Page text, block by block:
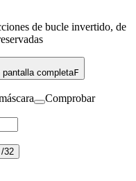
de bucle invertido, de
pantalla completaF
Comprobar
/32